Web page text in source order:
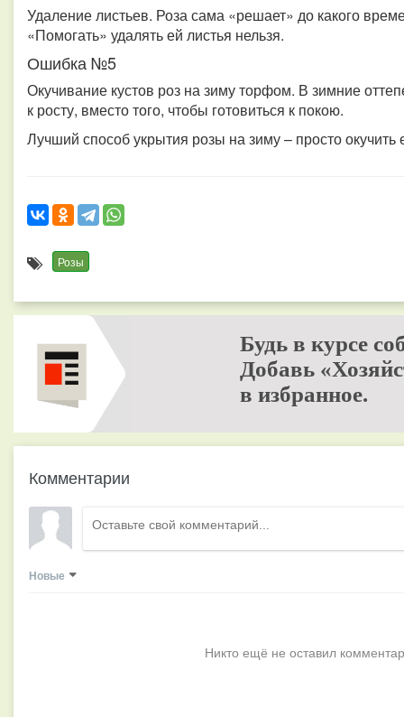
Удаление листьев. Роза сама «решает» до какого
«Помогать» удалять ей листья нельзя.
Ошибка №5
Окучивание кустов роз на зиму торфом. В зимние
к росту, вместо того, чтобы готовиться к покою.
Лучший способ укрытия розы на зиму – просто
Розы
Будь в курсе
Добавь
в избранное.
Комментарии
Новые
Никто ещё не оставил